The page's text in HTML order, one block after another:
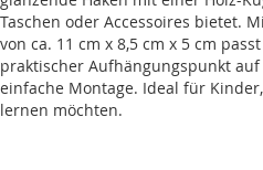
Taschen oder Accessoires bietet.
von ca. 11 cm x 8,5 cm x 5 cm
praktischer Aufhängungspunkt
einfache Montage. Ideal für
lernen möchten.